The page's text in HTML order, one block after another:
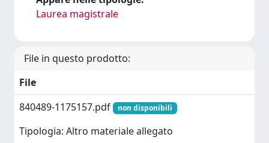
Laurea magistrale
File in questo prodotto:
File
840489-1175157.pdf
non disponibili
Tipologia: Altro materiale allegato